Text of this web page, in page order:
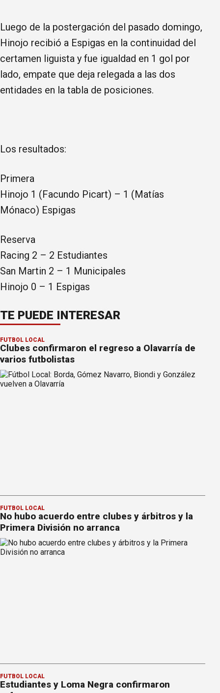
Luego de la postergación del pasado domingo,
Hinojo recibió a Espigas en la continuidad del
certamen liguista y fue igualdad en 1 gol por
lado, empate que deja relegada a las dos
entidades en la tabla de posiciones.
Los resultados:
Primera
Hinojo 1 (Facundo Picart) – 1 (Matías
Mónaco) Espigas
Reserva
Racing 2 – 2 Estudiantes
San Martin 2 – 1 Municipales
Hinojo 0 – 1 Espigas
TE PUEDE INTERESAR
FÚTBOL LOCAL
Clubes confirmaron el regreso a Olavarría de
varios futbolistas
FÚTBOL LOCAL
No hubo acuerdo entre clubes y árbitros y la
Primera División no arranca
FÚTBOL LOCAL
Estudiantes y Loma Negra confirmaron